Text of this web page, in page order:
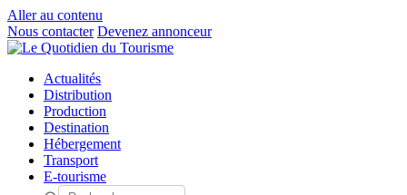
Aller au contenu
Nous contacter Devenez annonceur
Actualités
Distribution
Production
Destination
Hébergement
Transport
E-tourisme